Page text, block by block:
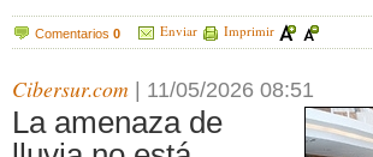
Comentarios 0 Enviar Imprimir
Cibersur.com 11/05/2026 08:51
La amenaza de